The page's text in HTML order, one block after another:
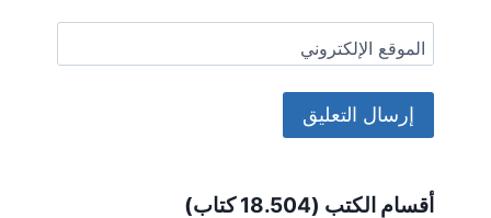
الموقع الإلكتروني
أقسام الكتب (18.504 كتاب)